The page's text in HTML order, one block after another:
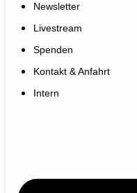
Newsletter
Livestream
Spenden
Kontakt & Anfahrt
Intern